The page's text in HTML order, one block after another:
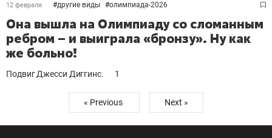
12 февраля #другие виды #олимпиада-2026
Она вышла на Олимпиаду со сломанным
ребром – и выиграла «бронзу». Ну как
же больно!
Подвиг Джесси Диггинс. 1
« Previous Next »